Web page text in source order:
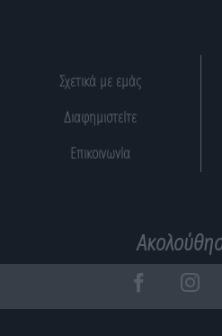
Σχετικά με εμάς
Διαφημιστείτε
Επικοινωνία